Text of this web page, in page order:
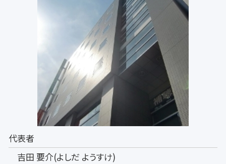
代表者
吉田 要介(よしだ ようすけ)